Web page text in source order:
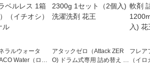
ラルウォータ
Water（ロハ
アタックゼロ（Attack ZER
O) ドラム式専用 詰め替え メ
フレア
（イ